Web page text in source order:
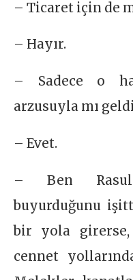
– Ticaret için de
– Hayır.
– Sadece o
arzusuyla mı
– Evet.
– Ben
buyurduğunu
bir yola
cennet